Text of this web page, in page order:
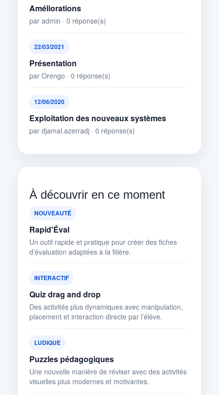
Améliorations
par admin · 0 réponse(s)
22/03/2021
Présentation
par Orengo · 0 réponse(s)
12/06/2020
Exploitation des nouveaux systèmes
par djamal.azerradj · 0 réponse(s)
À découvrir en ce moment
NOUVEAUTÉ
Rapid'Éval
Un outil rapide et pratique pour créer des fiches
d’évaluation adaptées à la filière.
INTERACTIF
Quiz drag and drop
Des activités plus dynamiques avec manipulation,
placement et interaction directe par l’élève.
LUDIQUE
Puzzles pédagogiques
Une nouvelle manière de réviser avec des activités
visuelles plus modernes et motivantes.